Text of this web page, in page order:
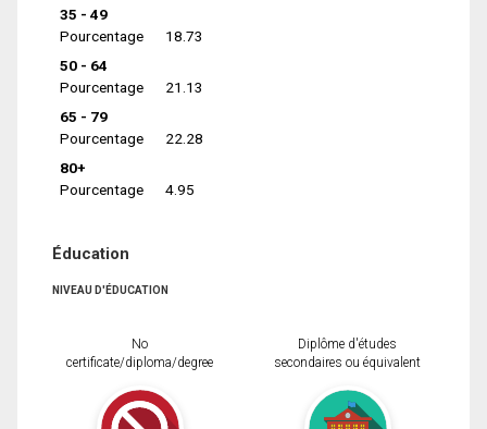
35 - 49
Pourcentage
18.73
50 - 64
Pourcentage
21.13
65 - 79
Pourcentage
22.28
80+
Pourcentage
4.95
Éducation
NIVEAU D'ÉDUCATION
No
certificate/diploma/degree
Diplôme d'études
secondaires ou équivalent